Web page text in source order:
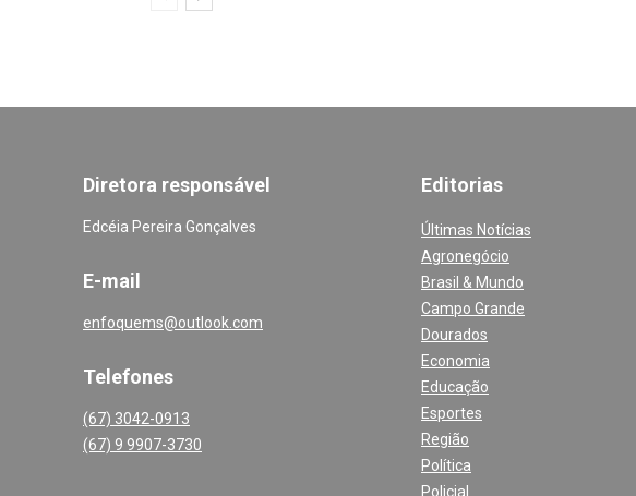
Diretora responsável
Edcéia Pereira Gonçalves
E-mail
enfoquems@outlook.com
Telefones
(67) 3042-0913
(67) 9 9907-3730
Editorias
Últimas Notícias
Agronegócio
Brasil & Mundo
Campo Grande
Dourados
Economia
Educação
Esportes
Região
Política
Policial